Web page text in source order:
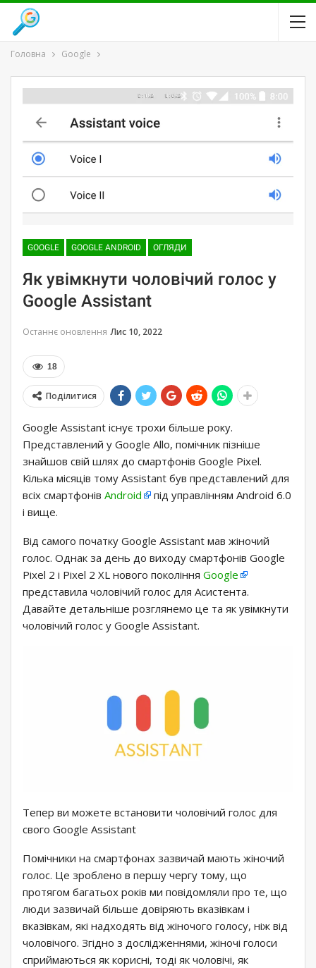
Головна Google
GOOGLE GOOGLE ANDROID ОГЛЯДИ
Як увімкнути чоловічий голос у
Google Assistant
Останнє оновлення Лис 10, 2022
18
Поділитися
Google Assistant існує трохи більше року.
Представлений у Google Allo, помічник пізніше
знайшов свій шлях до смартфонів Google Pixel.
Кілька місяців тому Assistant був представлений для
всіх смартфонів Android
під управлінням Android 6.0
і вище.
Від самого початку Google Assistant мав жіночий
голос. Однак за день до виходу смартфонів Google
Pixel 2 і Pixel 2 XL нового покоління Google
представила чоловічий голос для Асистента.
Давайте детальніше розглянемо це та як увімкнути
чоловічий голос у Google Assistant.
Тепер ви можете встановити чоловічий голос для
свого Google Assistant
Помічники на смартфонах зазвичай мають жіночий
голос. Це зроблено в першу чергу тому, що
протягом багатьох років ми повідомляли про те, що
люди зазвичай більше довіряють вказівкам і
вказівкам, які надходять від жіночого голосу, ніж від
чоловічого. Згідно з дослідженнями, жіночі голоси
сприймаються як корисні, тоді як чоловічі, як